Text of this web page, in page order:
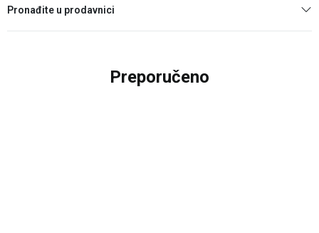
Pronađite u prodavnici
Preporučeno